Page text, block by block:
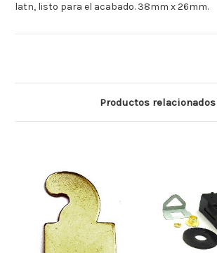
latn, listo para el acabado. 38mm x 26mm.
Productos relacionados